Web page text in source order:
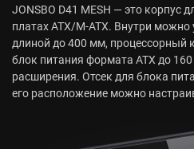
JONSBO D41 MESH — это корпус
платах ATX/M-ATX. Внутри можно
длиной до 400 мм, процессорный
блок питания формата ATX до
расширения. Отсек для блока
его расположение можно